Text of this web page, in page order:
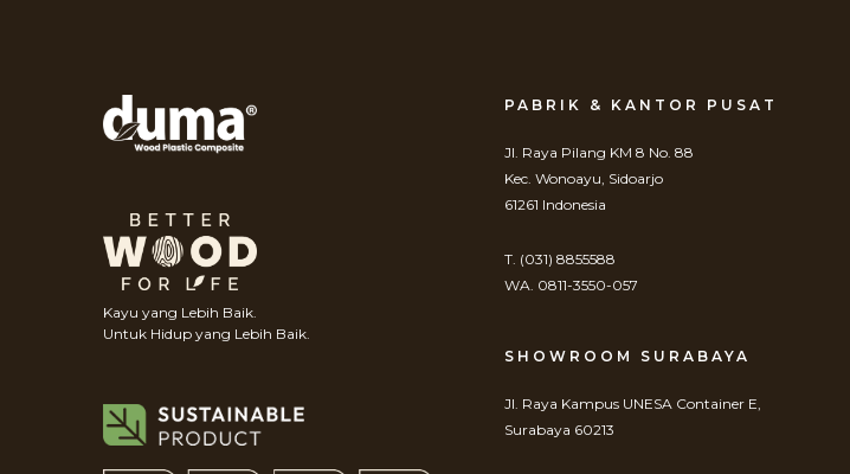
Kayu yang Lebih Baik.
Untuk Hidup yang Lebih Baik.
PABRIK & KANTOR PUSAT
Jl. Raya Pilang KM 8 No. 88
Kec. Wonoayu, Sidoarjo
61261 Indonesia
T. (031) 8855588
WA. 0811-3550-057
SHOWROOM SURABAYA
Jl. Raya Kampus UNESA Container E,
Surabaya 60213